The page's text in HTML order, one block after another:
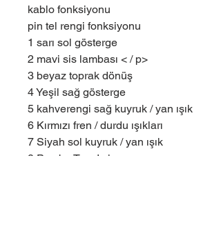
kablo fonksiyonu
pin tel rengi fonksiyonu
1 sarı sol gösterge
2 mavi sis lambası < / p>
3 beyaz toprak dönüş
4 Yeşil sağ gösterge
5 kahverengi sağ kuyruk / yan ışık
6 Kırmızı fren / durdu ışıkları
7 Siyah sol kuyruk / yan ışık
8 Pembe Ters Işık